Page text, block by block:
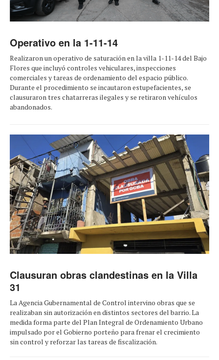
Operativo en la 1-11-14
Realizaron un operativo de saturación en la villa 1-11-14 del Bajo
Flores que incluyó controles vehiculares, inspecciones
comerciales y tareas de ordenamiento del espacio público.
Durante el procedimiento se incautaron estupefacientes, se
clausuraron tres chatarreras ilegales y se retiraron vehículos
abandonados.
Clausuran obras clandestinas en la Villa
31
La Agencia Gubernamental de Control intervino obras que se
realizaban sin autorización en distintos sectores del barrio. La
medida forma parte del Plan Integral de Ordenamiento Urbano
impulsado por el Gobierno porteño para frenar el crecimiento
sin control y reforzar las tareas de fiscalización.